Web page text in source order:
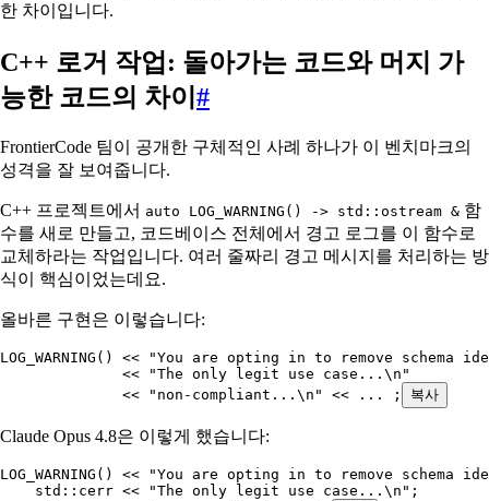
한 차이입니다.
C++ 로거 작업: 돌아가는 코드와 머지 가
능한 코드의 차이 #
FrontierCode 팀이 공개한 구체적인 사례 하나가 이 벤치마크의
성격을 잘 보여줍니다.
C++ 프로젝트에서 auto LOG_WARNING() -> std::ostream & 함
수를 새로 만들고, 코드베이스 전체에서 경고 로그를 이 함수로
교체하라는 작업입니다. 여러 줄짜리 경고 메시지를 처리하는 방
식이 핵심이었는데요.
올바른 구현은 이렇습니다:
LOG_WARNING () << "You are opting in to remove
              <<
"The only legit use case... \n "
              <<
" non-compliant... \n " << ... ; 복사
Claude Opus 4.8은 이렇게 했습니다:
LOG_WARNING () << "You are opting in to remove schema
    std
:: cerr << "The only legit use case... \n " ;